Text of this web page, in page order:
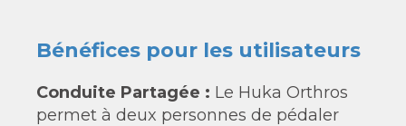
Bénéfices pour les utilisateurs
Conduite Partagée : Le Huka Orthros
permet à deux personnes de pédaler